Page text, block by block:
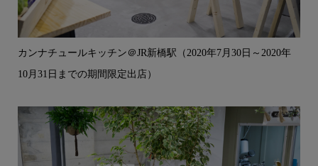
カンナチュールキッチン＠JR新橋駅（2020年7月30日～2020年
10月31日までの期間限定出店）